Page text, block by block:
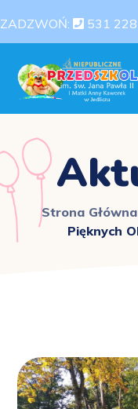
ZADZWOŃ: 531
Strona Główna
Pięknych